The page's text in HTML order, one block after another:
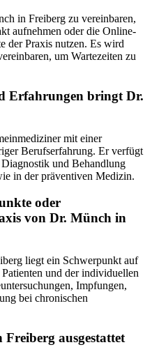
in Freiberg zu vereinbaren,
aufnehmen oder die Online-
der Praxis nutzen. Es wird
um Wartezeiten zu
Erfahrungen bringt Dr.
mit einer
Berufserfahrung. Er verfügt
und Behandlung
in der präventiven Medizin.
oder
von Dr. Münch in
liegt ein Schwerpunkt auf
und der individuellen
Impfungen,
bei chronischen
ausgestattet